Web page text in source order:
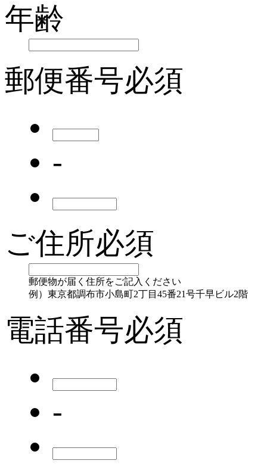
年齢
郵便番号必須
-
ご住所必須
郵便物が届く住所をご記入ください
例）東京都調布市小島町2丁目45番21号千早ビル2階
電話番号必須
-